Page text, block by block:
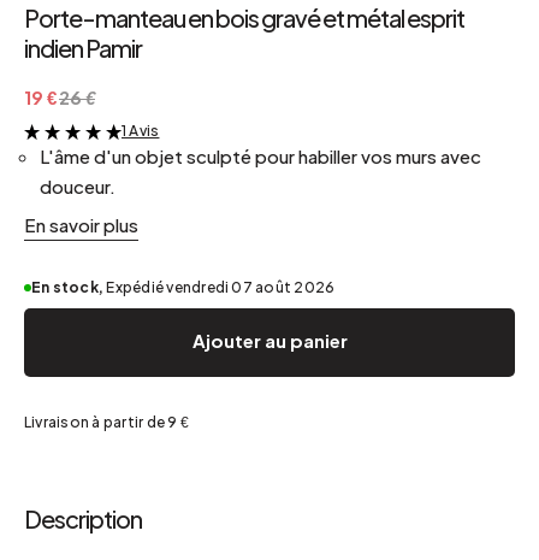
Porte-manteau en bois gravé et métal esprit
indien Pamir
19 €26 €
&
1 Avis
L'âme d'un objet sculpté pour habiller vos murs avec
douceur.
En savoir plus
En stock, Expédié vendredi 07 août 2026
Ajouter au panier
Livraison à partir de 9 €
Description